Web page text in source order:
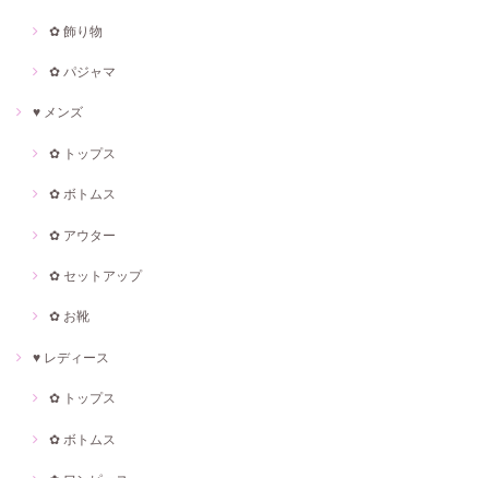
✿ 飾り物
✿ パジャマ
♥ メンズ
✿ トップス
✿ ボトムス
✿ アウター
✿ セットアップ
✿ お靴
♥ レディース
✿ トップス
✿ ボトムス